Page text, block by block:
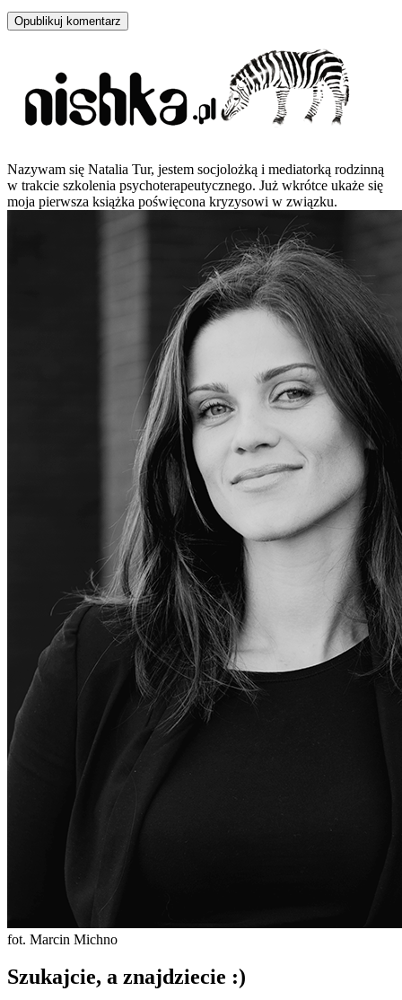
Nazywam się Natalia Tur, jestem socjolożką i mediatorką rodzinną
w trakcie szkolenia psychoterapeutycznego. Już wkrótce ukaże się
moja pierwsza książka poświęcona kryzysowi w związku.
fot. Marcin Michno
Szukajcie, a znajdziecie :)